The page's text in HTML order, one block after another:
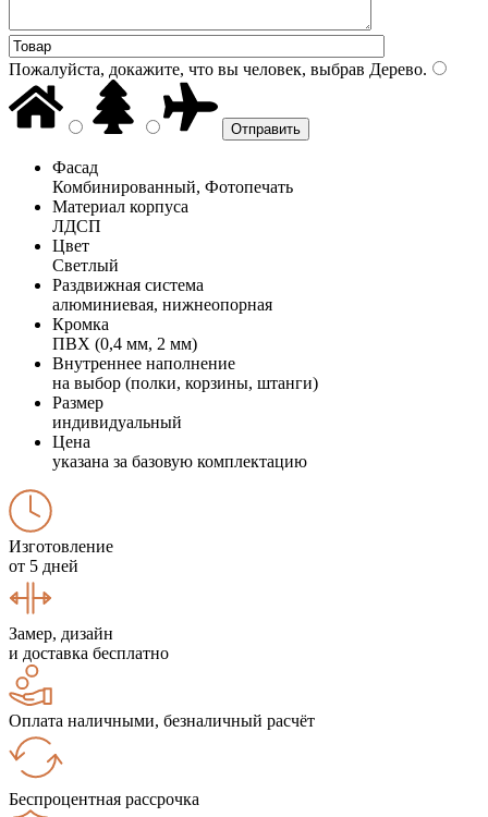
Пожалуйста, докажите, что вы человек, выбрав Дерево.
Фасад
Комбинированный, Фотопечать
Материал корпуса
ЛДСП
Цвет
Светлый
Раздвижная система
алюминиевая, нижнеопорная
Кромка
ПВХ (0,4 мм, 2 мм)
Внутреннее наполнение
на выбор (полки, корзины, штанги)
Размер
индивидуальный
Цена
указана за базовую комплектацию
Изготовление
от 5 дней
Замер, дизайн
и доставка бесплатно
Оплата наличными, безналичный расчёт
Беспроцентная рассрочка